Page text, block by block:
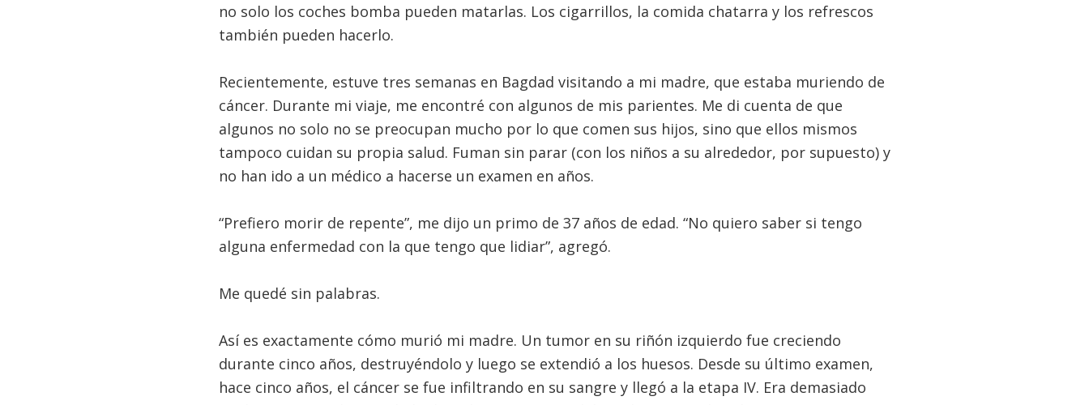
no solo los coches bomba pueden matarlas. Los cigarrillos, la comida chatarra y los refrescos
también pueden hacerlo.
Recientemente, estuve tres semanas en Bagdad visitando a mi madre, que estaba muriendo de
cáncer. Durante mi viaje, me encontré con algunos de mis parientes. Me di cuenta de que
algunos no solo no se preocupan mucho por lo que comen sus hijos, sino que ellos mismos
tampoco cuidan su propia salud. Fuman sin parar (con los niños a su alrededor, por supuesto) y
no han ido a un médico a hacerse un examen en años.
“Prefiero morir de repente”, me dijo un primo de 37 años de edad. “No quiero saber si tengo
alguna enfermedad con la que tengo que lidiar”, agregó.
Me quedé sin palabras.
Así es exactamente cómo murió mi madre. Un tumor en su riñón izquierdo fue creciendo
durante cinco años, destruyéndolo y luego se extendió a los huesos. Desde su último examen,
hace cinco años, el cáncer se fue infiltrando en su sangre y llegó a la etapa IV. Era demasiado